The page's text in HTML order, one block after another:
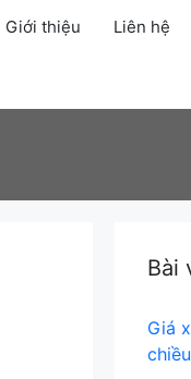
Giới thiệu Liên hệ
Bài
Giá